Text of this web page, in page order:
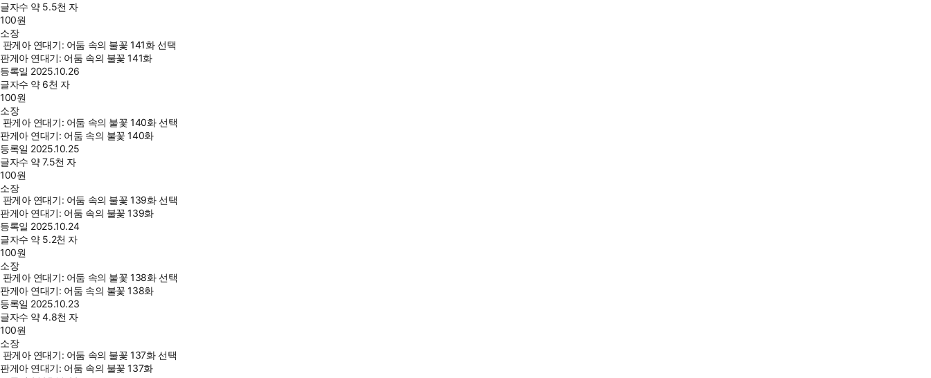
글자수 약 5.5천 자
100원
소장
판게아 연대기: 어둠 속의 불꽃 141화 선택
판게아 연대기: 어둠 속의 불꽃 141화
등록일 2025.10.26
글자수 약 6천 자
100원
소장
판게아 연대기: 어둠 속의 불꽃 140화 선택
판게아 연대기: 어둠 속의 불꽃 140화
등록일 2025.10.25
글자수 약 7.5천 자
100원
소장
판게아 연대기: 어둠 속의 불꽃 139화 선택
판게아 연대기: 어둠 속의 불꽃 139화
등록일 2025.10.24
글자수 약 5.2천 자
100원
소장
판게아 연대기: 어둠 속의 불꽃 138화 선택
판게아 연대기: 어둠 속의 불꽃 138화
등록일 2025.10.23
글자수 약 4.8천 자
100원
소장
판게아 연대기: 어둠 속의 불꽃 137화 선택
판게아 연대기: 어둠 속의 불꽃 137화